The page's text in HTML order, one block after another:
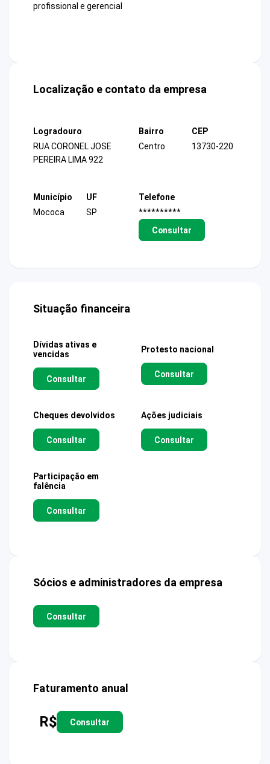
profissional e gerencial
Localização e contato da empresa
Logradouro
RUA CORONEL JOSE
PEREIRA LIMA 922
Bairro
Centro
CEP
13730-220
Município
Mococa
UF
SP
Telefone
**********
Consultar
Situação financeira
Dívidas ativas e
vencidas
Consultar
Protesto nacional
Consultar
Cheques devolvidos
Consultar
Ações judiciais
Consultar
Participação em
falência
Consultar
Sócios e administradores da empresa
Consultar
Faturamento anual
R$ Consultar